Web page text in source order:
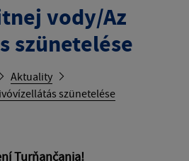
vody/Az
szünetelése
Aktuality
szünetelése
Turňančania!